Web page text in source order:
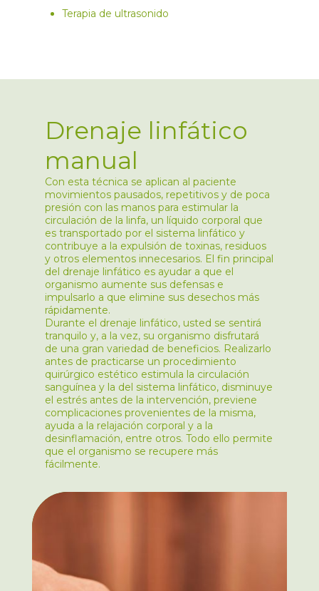
Terapia de ultrasonido
Drenaje linfático
manual
Con esta técnica se aplican al paciente
movimientos pausados, repetitivos y de poca
presión con las manos para estimular la
circulación de la linfa, un líquido corporal que
es transportado por el sistema linfático y
contribuye a la expulsión de toxinas, residuos
y otros elementos innecesarios. El fin principal
del drenaje linfático es ayudar a que el
organismo aumente sus defensas e
impulsarlo a que elimine sus desechos más
rápidamente.
Durante el drenaje linfático, usted se sentirá
tranquilo y, a la vez, su organismo disfrutará
de una gran variedad de beneficios. Realizarlo
antes de practicarse un procedimiento
quirúrgico estético estimula la circulación
sanguínea y la del sistema linfático, disminuye
el estrés antes de la intervención, previene
complicaciones provenientes de la misma,
ayuda a la relajación corporal y a la
desinflamación, entre otros. Todo ello permite
que el organismo se recupere más
fácilmente.